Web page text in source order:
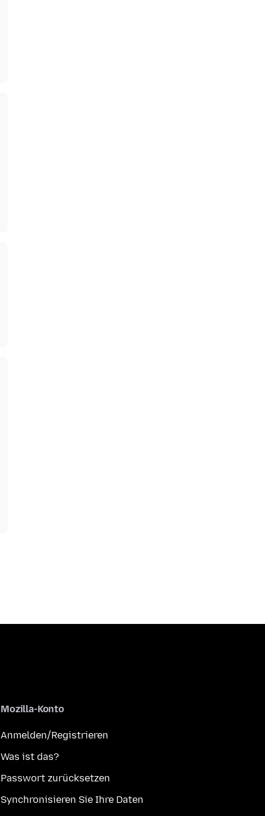
Mozilla-Konto
Anmelden/Registrieren
Was ist das?
Passwort zurücksetzen
Synchronisieren Sie Ihre Daten